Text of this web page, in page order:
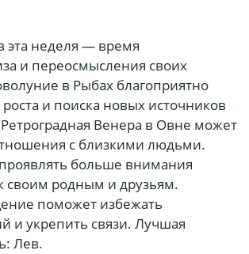
эта неделя — время
и переосмысления своих
в Рыбах благоприятно
и поиска новых источников
Венера в Овне может
с близкими людьми.
больше внимания
своим родным и друзьям.
поможет избежать
и укрепить связи. Лучшая
Лев.